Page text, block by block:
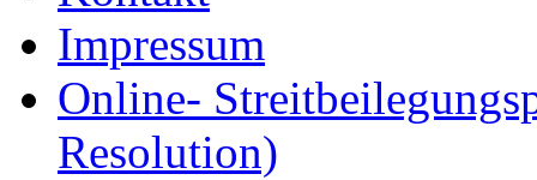
Impressum
Online-
Resolution)